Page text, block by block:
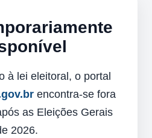
à lei eleitoral, o portal
encontra-se fora
as Eleições Gerais
2026.